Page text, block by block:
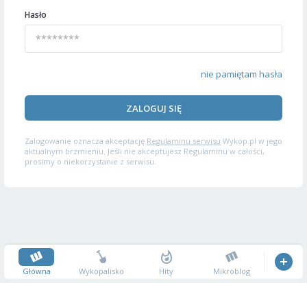
Hasło
nie pamiętam hasła
ZALOGUJ SIĘ
Zalogowanie oznacza akceptację Regulaminu serwisu Wykop.pl w jego
aktualnym brzmieniu. Jeśli nie akceptujesz Regulaminu w całości,
prosimy o niekorzystanie z serwisu.
Główna Wykopalisko Hity Mikroblog